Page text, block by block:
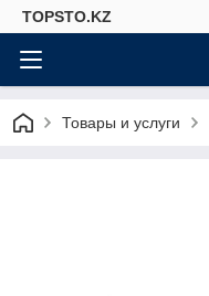
TOPSTO.KZ
Товары и услуги